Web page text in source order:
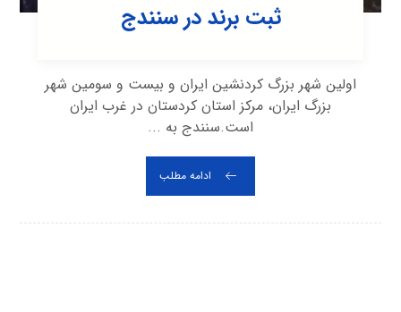
ثبت برند در سنندج
اولین شهر بزرگ کردنشین ایران و بیست و سومین شهر
بزرگ ایران، مرکز استان کردستان در غرب ایران
است.سنندج به ...
ادامه مطلب